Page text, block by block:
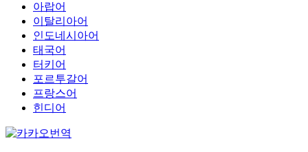
아랍어
이탈리아어
인도네시아어
태국어
터키어
포르투갈어
프랑스어
힌디어